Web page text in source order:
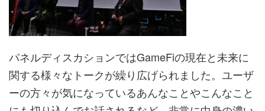
パネルディスカションではGameFiの現在と未来に
関する様々なトークが繰り広げられました。ユーザ
ーの方々が気になっているあんなことやこんなこと